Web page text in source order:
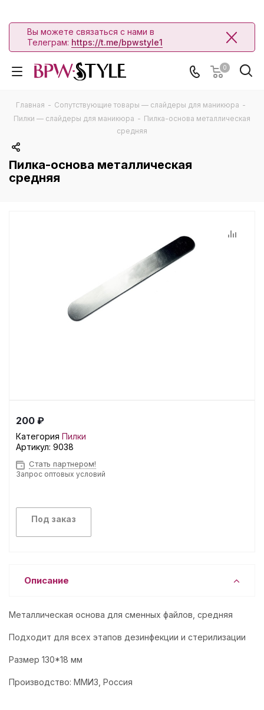
Вы можете связаться с нами в
Телеграм: https://t.me/bpwstyle1
0
Главная - Сопутствующие товары — слайдеры для маникюра -
Пилки — слайдеры для маникюра - Пилка-основа металлическая
средняя
Пилка-основа металлическая
средняя
200 ₽
Категория Пилки
Артикул: 9038
Стать партнером!
Запрос оптовых условий
Под заказ
Описание
Металлическая основа для сменных файлов, средняя
Подходит для всех этапов дезинфекции и стерилизации
Размер 130*18 мм
Производство: ММИЗ, Россия